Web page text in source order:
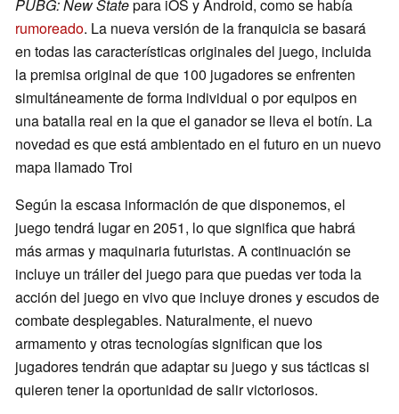
PUBG: New Statepara iOS y Android, como se había
rumoreado. La nueva versión de la franquicia se basará
en todas las características originales del juego, incluida
la premisa original de que 100 jugadores se enfrenten
simultáneamente de forma individual o por equipos en
una batalla real en la que el ganador se lleva el botín. La
novedad es que está ambientado en el futuro en un nuevo
mapa llamado Troi
Según la escasa información de que disponemos, el
juego tendrá lugar en 2051, lo que significa que habrá
más armas y maquinaria futuristas. A continuación se
incluye un tráiler del juego para que puedas ver toda la
acción del juego en vivo que incluye drones y escudos de
combate desplegables. Naturalmente, el nuevo
armamento y otras tecnologías significan que los
jugadores tendrán que adaptar su juego y sus tácticas si
quieren tener la oportunidad de salir victoriosos.